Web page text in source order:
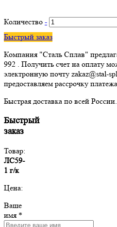
Количество -
Быстрый заказ
Компания "Сталь Сплав"
992 . Получить счет на оплату
электронную почту zakaz@stal-
предоставляем рассрочку
Быстрая доставка по всей России.
Быстрый
заказ
Товар:
ЛС59-
1 г/к
Цена:
Ваше
имя *